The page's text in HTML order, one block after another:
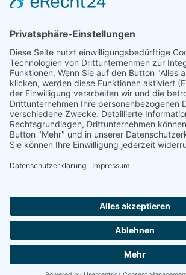
WordPress Update und Backup
Betreuung Ihrer Website
Kontaktieren Sie uns
MEDUO Medienagentur
Krankenhausstraße 16
91781 Weißenburg i. Bay.
0170/4664751
info@meduo.de
MEDUO auf: